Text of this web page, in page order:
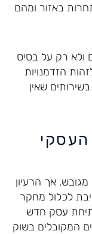
באזור ומהם
ולא רק על בסיס
הזדמנויות
שאין
העסקי
אך הרעיון
לכלול מחקר
עסק חדש
המקובלים בשוק